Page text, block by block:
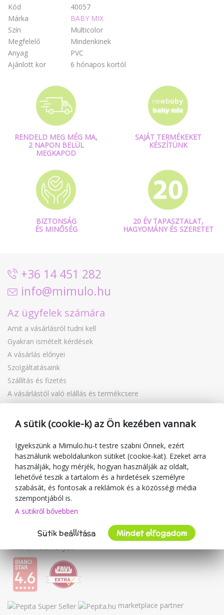
Kód
40057
Márka
BABY MIX
Szín
Multicolor
Megfelelő
Mindenkinek
Anyag
PVC
Ajánlott kor
6 hónapos kortól
RENDELD MEG MÉG MA,
2 NAPON BELÜL
MEGKAPOD
SAJÁT TERMÉKEKET
KÉSZÍTÜNK
BIZTONSÁG
ÉS MINŐSÉG
20 ÉV TAPASZTALAT,
HAGYOMÁNY ÉS SZERETET
+36 14 451 282
info@mimulo.hu
Az ügyfelek számára
Amit a vásárlásról tudni kell
Gyakran ismételt kérdések
A vásárlás előnyei
Szolgáltatásaink
Szállítás és fizetés
A vásárlástól való elállás és termékcsere
Reklamáció
Ajándékutalványok
Blog
A kereskedőről
Mimulo.hu
Felhasználási feltételek
Adatvédelmi irányelvek
Együttműködés
Vásárlói vélemények
marketplace partner
A sütik (cookie-k) az Ön kezében vannak
Igyekszünk a Mimulo.hu-t testre szabni Önnek, ezért
használunk weboldalunkon sütiket (cookie-kat). Ezeket arra
használják, hogy mérjék, hogyan használják az oldalt,
lehetővé teszik a tartalom és a hirdetések személyre
szabását, és fontosak a reklámok és a közösségi média
szempontjából is.
A sütikről bővebben
Sütik beállítása Mindet elfogadom